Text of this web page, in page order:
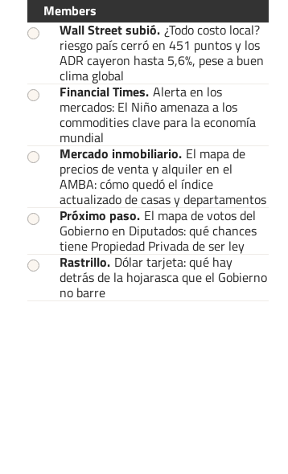
Members
Wall Street subió. ¿Todo costo local?
riesgo país cerró en 451 puntos y los
ADR cayeron hasta 5,6%, pese a buen
clima global
Financial Times. Alerta en los
mercados: El Niño amenaza a los
commodities clave para la economía
mundial
Mercado inmobiliario. El mapa de
precios de venta y alquiler en el
AMBA: cómo quedó el índice
actualizado de casas y departamentos
Próximo paso. El mapa de votos del
Gobierno en Diputados: qué chances
tiene Propiedad Privada de ser ley
Rastrillo. Dólar tarjeta: qué hay
detrás de la hojarasca que el Gobierno
no barre